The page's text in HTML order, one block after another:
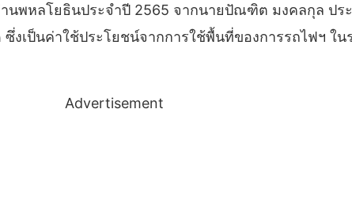
พหลโยธินประจำปี 2565 จากนายปัณฑิต มงคลกุล ปร
ป็นค่าใช้ประโยชน์จากการใช้พื้นที่ของการรถไฟฯ ใน
Advertisement